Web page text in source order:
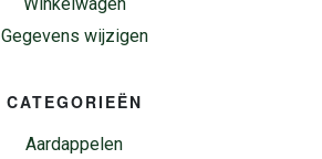
Gegevens wijzigen
CATEGORIEËN
Aardappelen